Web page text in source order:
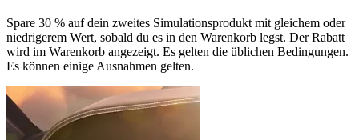
Spare 30 % auf dein zweites Simulationsprodukt mit gleichem oder
niedrigerem Wert, sobald du es in den Warenkorb legst. Der Rabatt
wird im Warenkorb angezeigt. Es gelten die üblichen Bedingungen.
Es können einige Ausnahmen gelten.